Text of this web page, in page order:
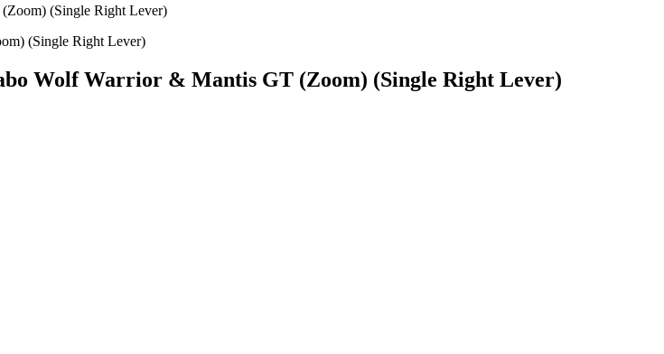
(Single Right Lever)
Wolf Warrior & Mantis GT (Zoom) (Single Right Lever)